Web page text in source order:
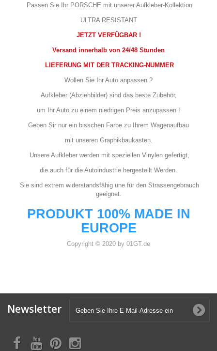
Passen Sie Ihr PORSCHE mit unserer Aufkleber-Kollektion
ULTRA RESISTANT
JETZT VERFÜGBAR !
Versand innerhalb von 24/48 Stunden
LIEFERUNG MIT DER TRACKING-NUMMER
Wollen Sie Ihr Auto anpassen ?
Aufkleber (Abziehbilder) sind das beste Zubehör,
um Ihr Auto zu einem niedrigen Preis anzupassen !
Geben Sir nur ein bisschen Farbe zu Ihrem Wagenaufbau
mit unseren Graphikbaukasten.
Unsere Aufkleber werden mit speziellen Vinylen gefertigt,
die auch für die Autoindustrie hergestellt Werden.
Sie sind extrem widerstandsfähig une für den Strassengebrauch
geeignet.
PRODUKT 100% MADE IN
EUROPE
Copyright © 2020 by 01GT.de
Newsletter